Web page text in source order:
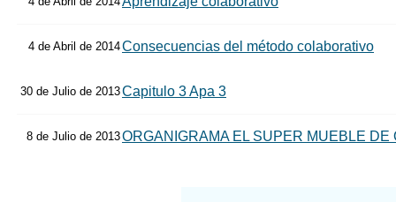
4 de Abril de 2014Consecuencias del método colaborativo
30 de Julio de 2013Capitulo 3 Apa 3
8 de Julio de 2013ORGANIGRAMA EL SUPER MUEBLE DE